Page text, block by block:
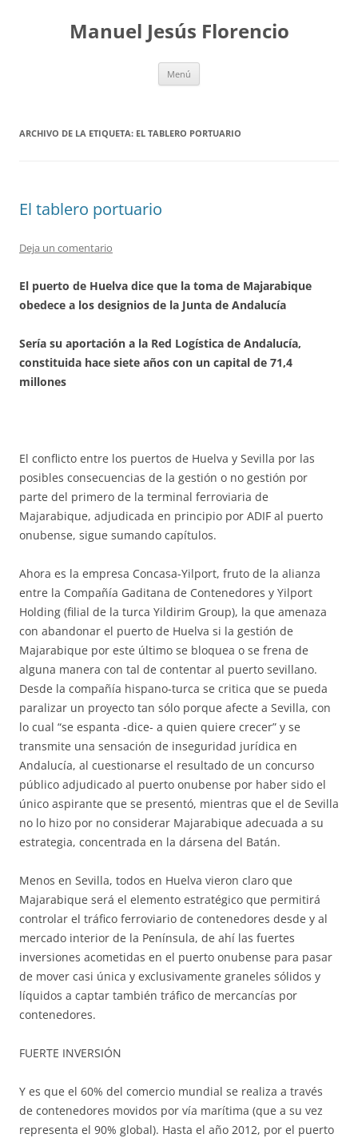
contenidoManuel Jesús Florencio
Menú
ARCHIVO DE LA ETIQUETA: EL TABLERO PORTUARIO
El tablero portuario
Deja un comentario
El puerto de Huelva dice que la toma de Majarabique
obedece a los designios de la Junta de Andalucía
Sería su aportación a la Red Logística de Andalucía,
constituida hace siete años con un capital de 71,4
millones
El conflicto entre los puertos de Huelva y Sevilla por las
posibles consecuencias de la gestión o no gestión por
parte del primero de la terminal ferroviaria de
Majarabique, adjudicada en principio por ADIF al puerto
onubense, sigue sumando capítulos.
Ahora es la empresa Concasa-Yilport, fruto de la alianza
entre la Compañía Gaditana de Contenedores y Yilport
Holding (filial de la turca Yildirim Group), la que amenaza
con abandonar el puerto de Huelva si la gestión de
Majarabique por este último se bloquea o se frena de
alguna manera con tal de contentar al puerto sevillano.
Desde la compañía hispano-turca se critica que se pueda
paralizar un proyecto tan sólo porque afecte a Sevilla, con
lo cual “se espanta -dice- a quien quiere crecer” y se
transmite una sensación de inseguridad jurídica en
Andalucía, al cuestionarse el resultado de un concurso
público adjudicado al puerto onubense por haber sido el
único aspirante que se presentó, mientras que el de Sevilla
no lo hizo por no considerar Majarabique adecuada a su
estrategia, concentrada en la dársena del Batán.
Menos en Sevilla, todos en Huelva vieron claro que
Majarabique será el elemento estratégico que permitirá
controlar el tráfico ferroviario de contenedores desde y al
mercado interior de la Península, de ahí las fuertes
inversiones acometidas en el puerto onubense para pasar
de mover casi única y exclusivamente graneles sólidos y
líquidos a captar también tráfico de mercancías por
contenedores.
FUERTE INVERSIÓN
Y es que el 60% del comercio mundial se realiza a través
de contenedores movidos por vía marítima (que a su vez
representa el 90% global). Hasta el año 2012, por el puerto